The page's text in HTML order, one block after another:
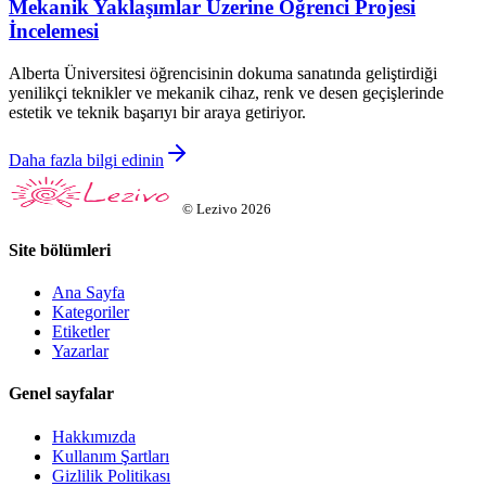
Mekanik Yaklaşımlar Üzerine Öğrenci Projesi
İncelemesi
Alberta Üniversitesi öğrencisinin dokuma sanatında geliştirdiği
yenilikçi teknikler ve mekanik cihaz, renk ve desen geçişlerinde
estetik ve teknik başarıyı bir araya getiriyor.
Daha fazla bilgi edinin
© Lezivo 2026
Site bölümleri
Ana Sayfa
Kategoriler
Etiketler
Yazarlar
Genel sayfalar
Hakkımızda
Kullanım Şartları
Gizlilik Politikası